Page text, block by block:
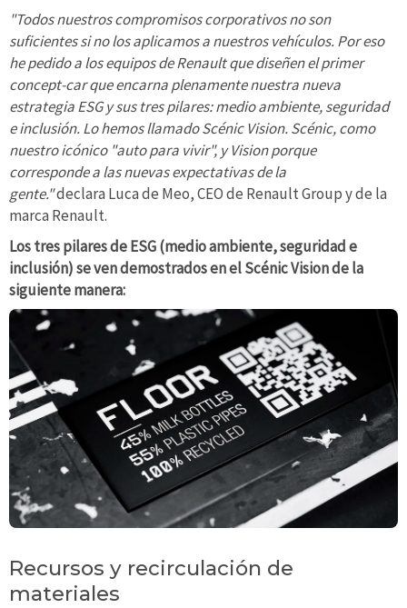
"Todos nuestros compromisos corporativos no son
suficientes si no los aplicamos a nuestros vehículos. Por eso
he pedido a los equipos de Renault que diseñen el primer
concept-car que encarna plenamente nuestra nueva
estrategia ESG y sus tres pilares: medio ambiente, seguridad
e inclusión. Lo hemos llamado Scénic Vision. Scénic, como
nuestro icónico "auto para vivir", y Vision porque
corresponde a las nuevas expectativas de la
gente."declara Luca de Meo, CEO de Renault Group y de la
marca Renault.
Los tres pilares de ESG (medio ambiente, seguridad e
inclusión) se ven demostrados en el Scénic Vision de la
siguiente manera:
Recursos y recirculación de
materiales